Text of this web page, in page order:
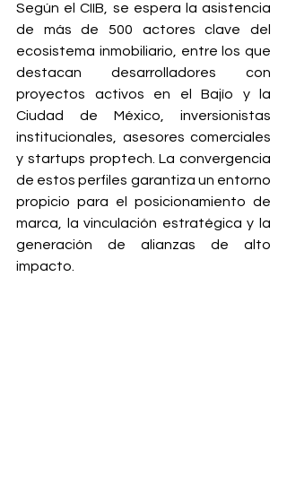
Según el CIIB, se espera la asistencia
de más de 500 actores clave del
ecosistema inmobiliario, entre los que
destacan desarrolladores con
proyectos activos en el Bajío y la
Ciudad de México, inversionistas
institucionales, asesores comerciales
y startups proptech. La convergencia
de estos perfiles garantiza un entorno
propicio para el posicionamiento de
marca, la vinculación estratégica y la
generación de alianzas de alto
impacto.